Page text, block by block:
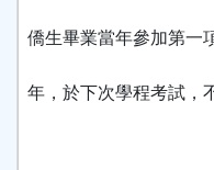
僑生畢業當年參加第一
年，於下次學程考試，